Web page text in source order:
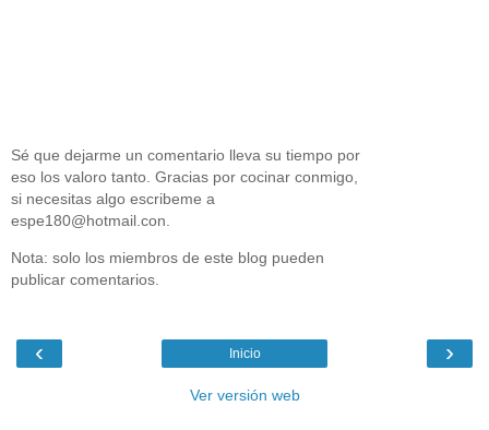
Sé que dejarme un comentario lleva su tiempo por
eso los valoro tanto. Gracias por cocinar conmigo,
si necesitas algo escribeme a
espe180@hotmail.con.
Nota: solo los miembros de este blog pueden
publicar comentarios.
‹ ›
Inicio
Ver versión web